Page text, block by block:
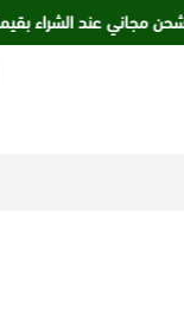
عند الشراء بقيمة 250 ريال ⭐️⭐️